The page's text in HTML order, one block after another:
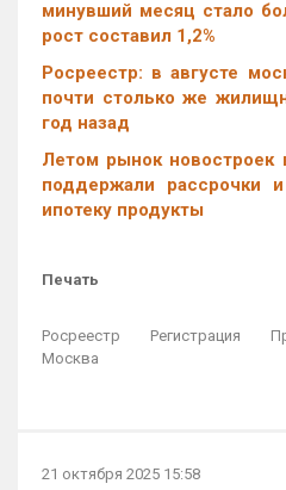
минувший месяц стало
рост составил 1,2%
Росреестр: в августе
почти столько же
год назад
Летом рынок новостроек
поддержали рассрочки
ипотеку продукты
Печать
Росреестр Регистрация
Москва
21 октября 2025 15:58